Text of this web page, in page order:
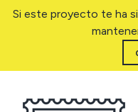
Si este proyecto te ha